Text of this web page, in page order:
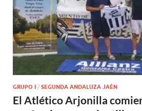
GRUPO I / SEGUNDA ANDALUZA JAÉN
El Atlético Arjonilla